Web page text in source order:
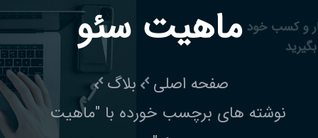
ماهیت سئو
صفحه اصلی
بلاگ
نوشته های برچسب خورده با "ماهیت